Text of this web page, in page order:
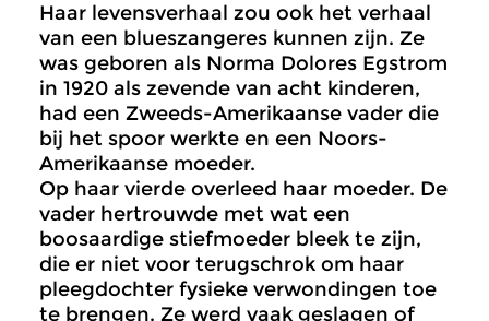
Haar levensverhaal zou ook het verhaal
van een blueszangeres kunnen zijn. Ze
was geboren als Norma Dolores Egstrom
in 1920 als zevende van acht kinderen,
had een Zweeds-Amerikaanse vader die
bij het spoor werkte en een Noors-
Amerikaanse moeder.
Op haar vierde overleed haar moeder. De
vader hertrouwde met wat een
boosaardige stiefmoeder bleek te zijn,
die er niet voor terugschrok om haar
pleegdochter fysieke verwondingen toe
te brengen. Ze werd vaak geslagen of